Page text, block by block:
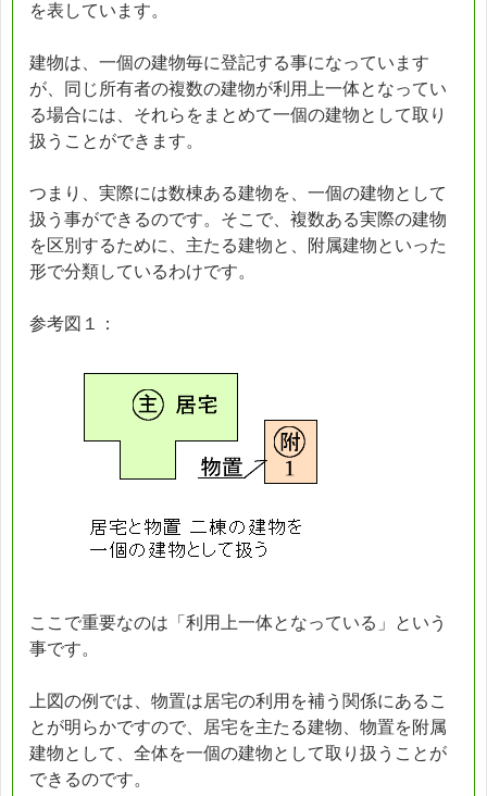
を表しています。
建物は、一個の建物毎に登記する事になっています
が、同じ所有者の複数の建物が利用上一体となってい
る場合には、それらをまとめて一個の建物として取り
扱うことができます。
つまり、実際には数棟ある建物を、一個の建物として
扱う事ができるのです。そこで、複数ある実際の建物
を区別するために、主たる建物と、附属建物といった
形で分類しているわけです。
参考図１：
ここで重要なのは「利用上一体となっている」という
事です。
上図の例では、物置は居宅の利用を補う関係にあるこ
とが明らかですので、居宅を主たる建物、物置を附属
建物として、全体を一個の建物として取り扱うことが
できるのです。